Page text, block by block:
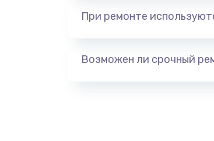
При ремонте
Возможен ли срочный